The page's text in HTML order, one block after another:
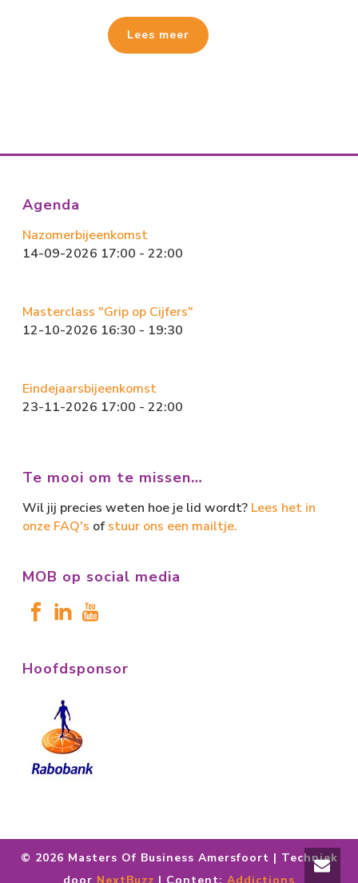
Lees meer
Agenda
Nazomerbijeenkomst
14-09-2026 17:00 - 22:00
Masterclass "Grip op Cijfers"
12-10-2026 16:30 - 19:30
Eindejaarsbijeenkomst
23-11-2026 17:00 - 22:00
Te mooi om te missen…
Wil jij precies weten hoe je lid wordt? Lees het in
onze FAQ's of stuur ons een mailtje.
MOB op social media
Hoofdsponsor
© 2026 Masters Of Business Amersfoort | Techniek